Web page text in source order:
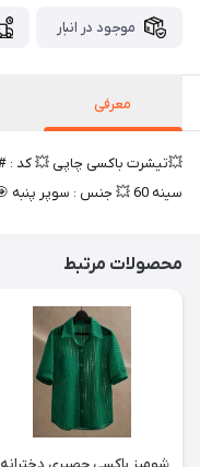
موجود در انبار
معرفی
سینه 60 💥 جنس : سوپر پنبه 🎯 کیفیت دوخت و تن خور عالی
محصولات مرتبط